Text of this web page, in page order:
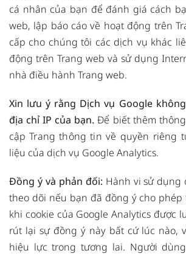
cá nhân của bạn để đánh giá cách
web, lập báo cáo về hoạt động trên
cấp cho chúng tôi các dịch vụ khác
động trên Trang web và sử dụng
nhà điều hành Trang web.
Xin lưu ý rằng Dịch vụ Google
địa chỉ IP của bạn.Để biết thêm
cậpTrang thông tin về quyền riêng
liệu của dịch vụ Google Analytics.
Đồng ý và phản đối: Hành vi sử dụng
theo dõi nếu bạn đã đồng ý cho
khi cookie của Google Analytics được
rút lại sự đồng ý này bất cứ lúc nào,
hiệu lực trong tương lai. Người